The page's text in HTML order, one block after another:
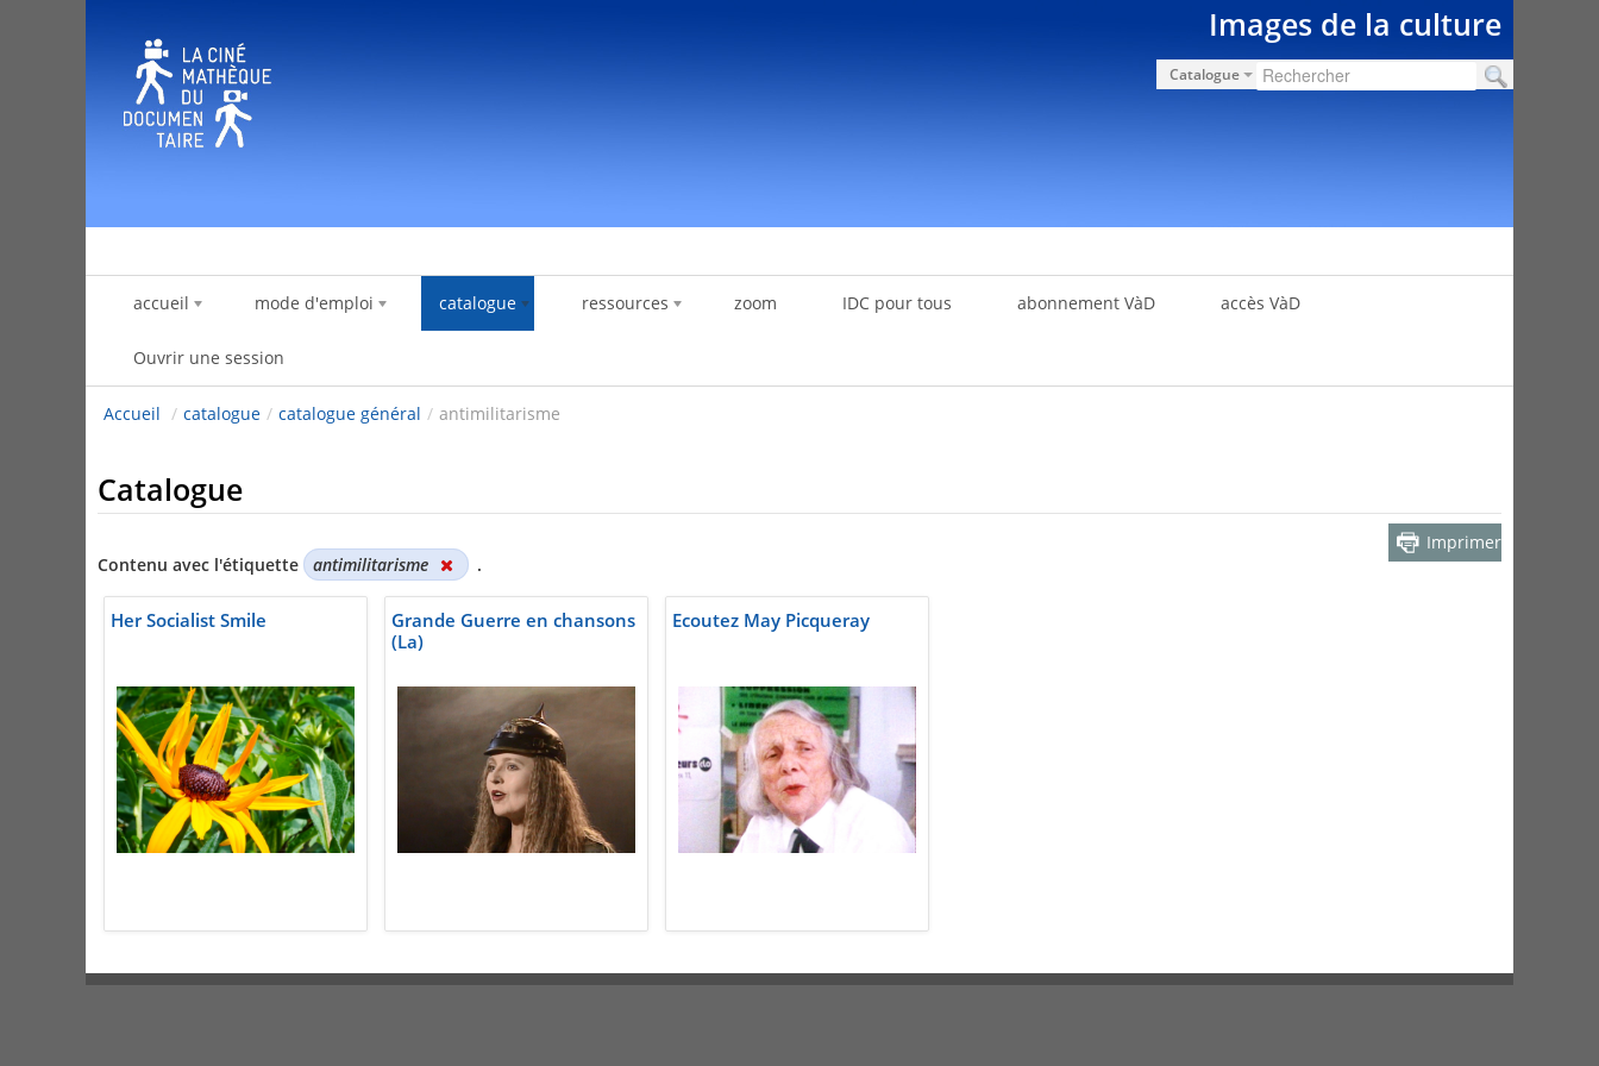
Images de la culture
Catalogue
accueil mode d'emploi catalogue ressources zoom IDC pour tous abonnement VàD accès VàD
Ouvrir une session
Accueil / catalogue / catalogue général / antimilitarisme
Catalogue
Contenu avec l'étiquette antimilitarisme .
Imprimer
Her Socialist Smile
Grande Guerre en chansons
(La)
Ecoutez May Picqueray